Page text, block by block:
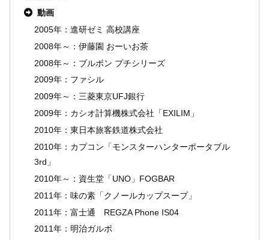
動画
2005年：進研ゼミ 高校講座
2008年～：伊藤園 おーいお茶
2008年～：ブルボン プチシリーズ
2009年：ファシル
2009年～：三菱東京UFJ銀行
2009年：カシオ計算機株式会社「EXILIM」
2010年：東日本旅客鉄道株式会社
2010年：カプコン「モンスターハンターポータブル
3rd」
2010年～：資生堂「UNO」FOGBAR
2011年：味の素「クノールカップスープ」
2011年：富士通 REGZA Phone IS04
2011年：明治ガルボ